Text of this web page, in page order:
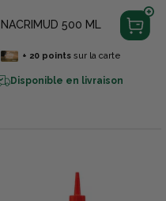
NACRIMUD 500 ML
+ 20pointssur la carte
Disponible en livraison